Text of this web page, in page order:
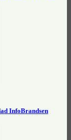
InfoBrandsen